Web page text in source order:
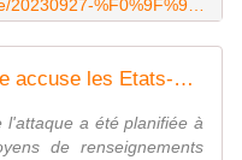
Guerre en Ukraine : la Russie accuse les Etats-Unis et le Royaume-Uni d'avoir aidé Kiev à frapper le siège de la flotte russe de la mer Noire, en Crimée annexée
a été planifiée à
de renseignements